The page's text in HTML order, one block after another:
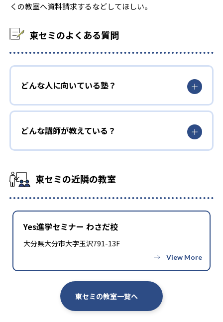
くの教室へ資料請求するなどしてほしい。
東セミのよくある質問
どんな人に向いている塾？
どんな講師が教えている？
東セミの近隣の教室
Yes進学セミナー わさだ校
大分県大分市大字玉沢791-13F
東セミの教室一覧へ